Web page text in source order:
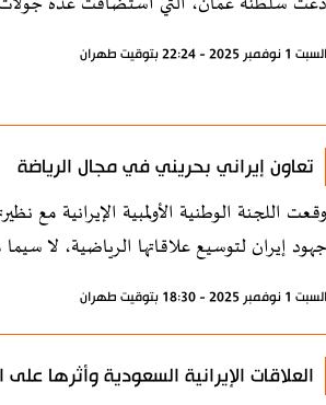
السبت 1 نوفمبر 2025 - 22:24 بتوقيت طهران
تعاون إيراني بحريني في مجال الرياضة
وقعت اللجنة الوطنية الأولمبية الإيرانية مع
جهود إيران لتوسيع علاقاتها الرياضية، لا
السبت 1 نوفمبر 2025 - 18:30 بتوقيت طهران
العلاقات الإيرانية السعودية وأثرها